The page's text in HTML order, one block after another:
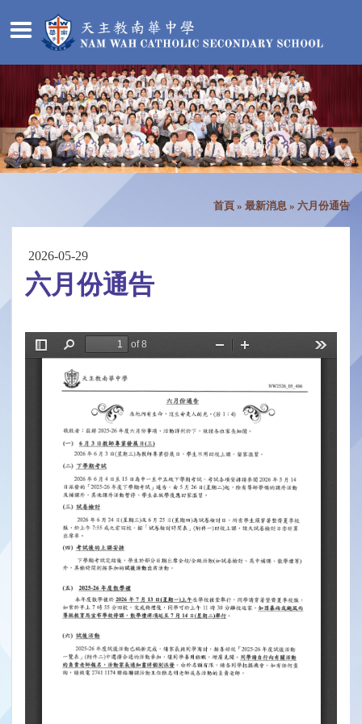
首頁 » 最新消息 » 六月份通告
2026-05-29
六月份通告